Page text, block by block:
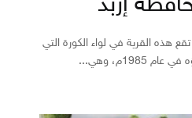
هذه القرية في لواء الكورة التي
1985م، وهي...